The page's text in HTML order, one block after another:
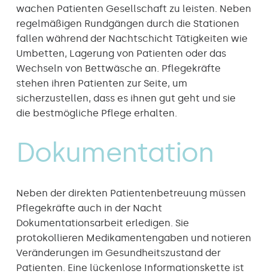
wachen Patienten Gesellschaft zu leisten. Neben
regelmäßigen Rundgängen durch die Stationen
fallen während der Nachtschicht Tätigkeiten wie
Umbetten, Lagerung von Patienten oder das
Wechseln von Bettwäsche an. Pflegekräfte
stehen ihren Patienten zur Seite, um
sicherzustellen, dass es ihnen gut geht und sie
die bestmögliche Pflege erhalten.
Dokumentation
Neben der direkten Patientenbetreuung müssen
Pflegekräfte auch in der Nacht
Dokumentationsarbeit erledigen. Sie
protokollieren Medikamentengaben und notieren
Veränderungen im Gesundheitszustand der
Patienten. Eine lückenlose Informationskette ist